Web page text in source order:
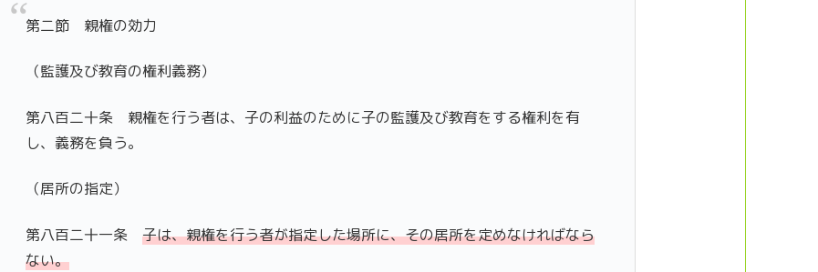
第二節 親権の効力
（監護及び教育の権利義務）
第八百二十条 親権を行う者は、子の利益のために子の監護及び教育をする権利を有
し、義務を負う。
（居所の指定）
第八百二十一条子は、親権を行う者が指定した場所に、その居所を定めなければなら
ない。